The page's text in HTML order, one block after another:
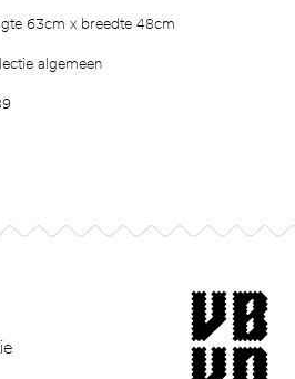
63cm x breedte 48cm
algemeen
museum van